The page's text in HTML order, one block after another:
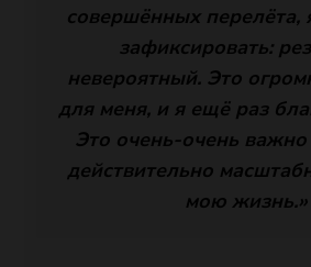
совершённых перелёта,
зафиксировать:
невероятный. Это
для меня, и я ещё раз
Это очень-очень
действительно
мою жизнь.»